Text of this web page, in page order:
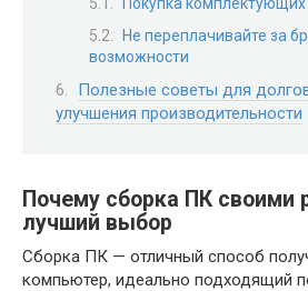
Не переплачивайте за
возможности
Полезные советы для
улучшения производительности
Почему сборка ПК своими
лучший выбор
Сборка ПК — отличный способ
компьютер, идеально подходящий